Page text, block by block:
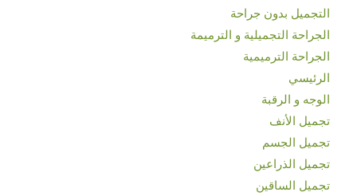
التجميل بدون جراحة
الجراحة التجميلية و الترميمة
الجراحة الترميمية
الرئيسي
الوجه و الرقبة
تجميل الأنف
تجميل الجسم
تجميل الذراعين
تجميل الساقين